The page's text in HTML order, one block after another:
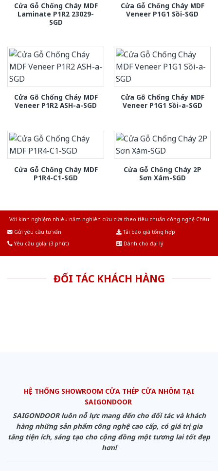
Cửa Gỗ Chống Cháy MDF
Laminate P1R2 23029-
SGD
Cửa Gỗ Chống Cháy MDF
Veneer P1G1 Sồi-SGD
Cửa Gỗ Chống Cháy MDF
Veneer P1R2 ASH-a-SGD
Cửa Gỗ Chống Cháy MDF
Veneer P1G1 Sồi-a-SGD
Cửa Gỗ Chống Cháy MDF
P1R4-C1-SGD
Cửa Gỗ Chống Cháy 2P
Sơn Xám-SGD
Với kinh nghiệm nhiêu năm nghiên cứu cửa theo tiêu chuẩn công nghệ Châu
Gửi yêu cầu tư vấn
Tải báo giá tổng hợp
Yêu cầu gọi lại (3 phút)
Dành cho đại lý
ĐỐI TÁC KHÁCH HÀNG
HỆ THỐNG SHOWROOM CỬA THÉP CỬA NHÔM TẠI
SAIGONDOOR
SAIGONDOOR luôn nỗ lực mang đến cho đối tác và khách
hàng những sản phẩm công nghệ cao cấp, có giá trị gia
tăng tiện ích, sáng tạo cho cộng đồng một tương lai tốt đẹp
hơn!